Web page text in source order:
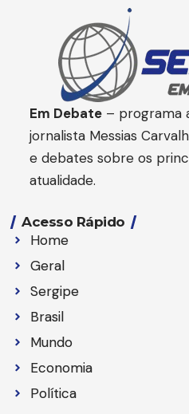
Em Debate – programa
jornalista Messias
e debates sobre os
atualidade.
Acesso Rápido
Home
Geral
Sergipe
Brasil
Mundo
Economia
Política